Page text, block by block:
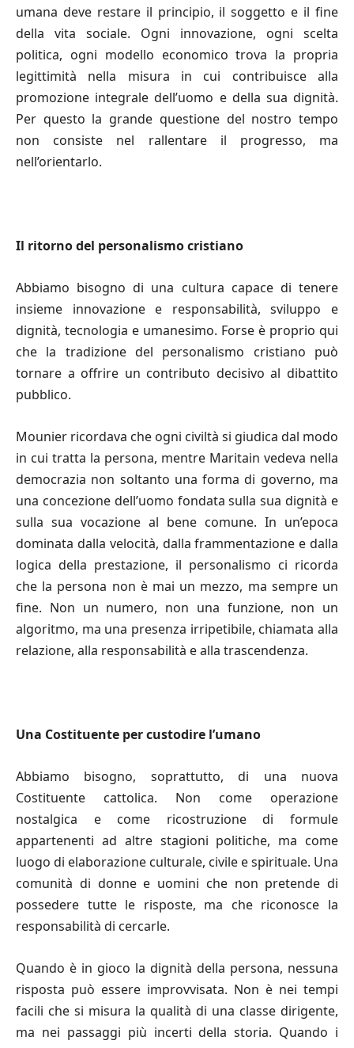
umana deve restare il principio, il soggetto e il fine
della vita sociale. Ogni innovazione, ogni scelta
politica, ogni modello economico trova la propria
legittimità nella misura in cui contribuisce alla
promozione integrale dell’uomo e della sua dignità.
Per questo la grande questione del nostro tempo
non consiste nel rallentare il progresso, ma
nell’orientarlo.
Il ritorno del personalismo cristiano
Abbiamo bisogno di una cultura capace di tenere
insieme innovazione e responsabilità, sviluppo e
dignità, tecnologia e umanesimo. Forse è proprio qui
che la tradizione del personalismo cristiano può
tornare a offrire un contributo decisivo al dibattito
pubblico.
Mounier ricordava che ogni civiltà si giudica dal modo
in cui tratta la persona, mentre Maritain vedeva nella
democrazia non soltanto una forma di governo, ma
una concezione dell’uomo fondata sulla sua dignità e
sulla sua vocazione al bene comune. In un’epoca
dominata dalla velocità, dalla frammentazione e dalla
logica della prestazione, il personalismo ci ricorda
che la persona non è mai un mezzo, ma sempre un
fine. Non un numero, non una funzione, non un
algoritmo, ma una presenza irripetibile, chiamata alla
relazione, alla responsabilità e alla trascendenza.
Una Costituente per custodire l’umano
Abbiamo bisogno, soprattutto, di una nuova
Costituente cattolica. Non come operazione
nostalgica e come ricostruzione di formule
appartenenti ad altre stagioni politiche, ma come
luogo di elaborazione culturale, civile e spirituale. Una
comunità di donne e uomini che non pretende di
possedere tutte le risposte, ma che riconosce la
responsabilità di cercarle.
Quando è in gioco la dignità della persona, nessuna
risposta può essere improvvisata. Non è nei tempi
facili che si misura la qualità di una classe dirigente,
ma nei passaggi più incerti della storia. Quando i